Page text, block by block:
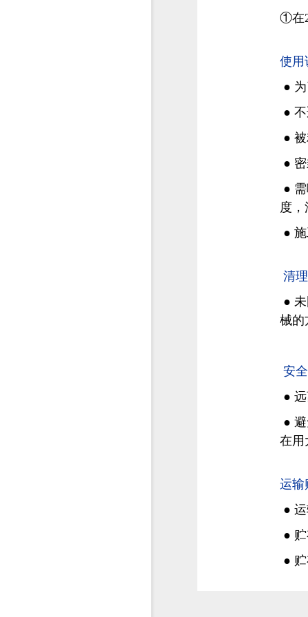
①在
使
●
●
●
●
●
度
●
清理
●
械的
安
●
●
在用
运
●
●
●